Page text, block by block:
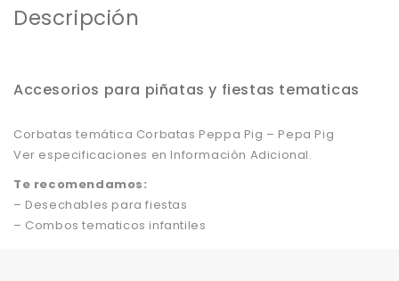
Descripción
Accesorios para piñatas y fiestas tematicas
Corbatas temática Corbatas Peppa Pig – Pepa Pig
Ver especificaciones en Información Adicional.
Te recomendamos:
– Desechables para fiestas
– Combos tematicos infantiles